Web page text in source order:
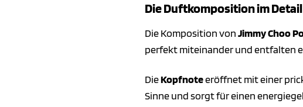
Die Duftkomposition im Detail
Die Komposition vonJimmy Choo
perfekt miteinander und entfalten
DieKopfnoteeröffnet mit einer
Sinne und sorgt für einen